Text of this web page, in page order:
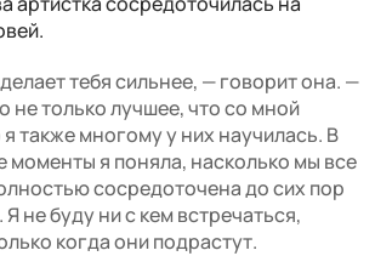
тебя сильнее, — говорит она. —
не только лучшее, что со мной
также многому у них научилась. В
моменты я поняла, насколько мы все
сосредоточена до сих пор
не буду ни с кем встречаться,
когда они подрастут.